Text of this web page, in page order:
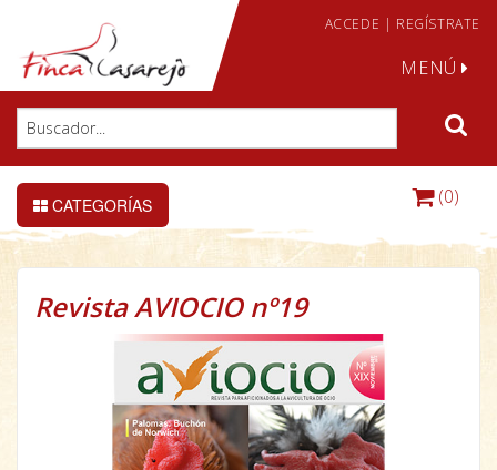
ACCEDE | REGÍSTRATE
MENÚ
CATEGORÍAS (0)
Revista AVIOCIO nº19